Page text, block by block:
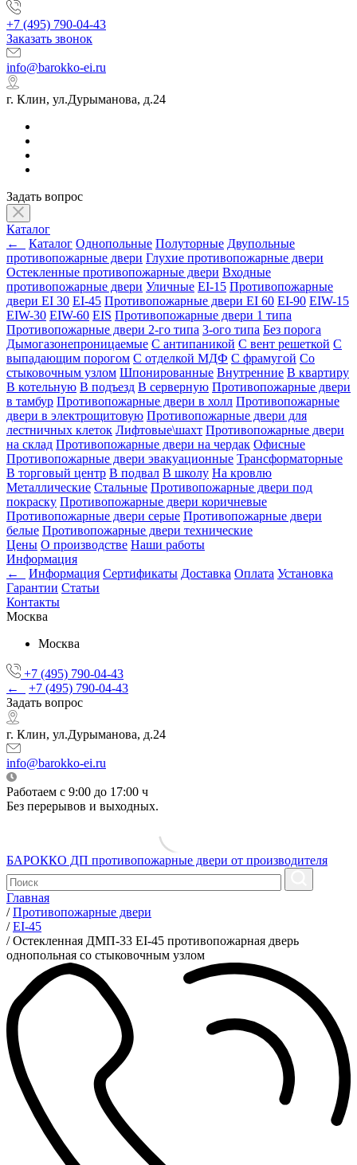
+7 (495) 790-04-43
Заказать звонок
info@barokko-ei.ru
г. Клин, ул.Дурыманова, д.24
Задать вопрос
Каталог
←
Каталог Однопольные Полуторные Двупольные
противопожарные двери Глухие противопожарные двери
Остекленные противопожарные двери Входные
противопожарные двери Уличные EI-15 Противопожарные
двери EI 30 EI-45 Противопожарные двери EI 60 EI-90 EIW-15
EIW-30 EIW-60 EIS Противопожарные двери 1 типа
Противопожарные двери 2-го типа 3-ого типа Без порога
Дымогазонепроницаемые С антипаникой С вент решеткой С
выпадающим порогом С отделкой МДФ С фрамугой Со
стыковочным узлом Шпонированные Внутренние В квартиру
В котельную В подъезд В серверную Противопожарные двери
в тамбур Противопожарные двери в холл Противопожарные
двери в электрощитовую Противопожарные двери для
лестничных клеток Лифтовые\шахт Противопожарные двери
на склад Противопожарные двери на чердак Офисные
Противопожарные двери эвакуационные Трансформаторные
В торговый центр В подвал В школу На кровлю
Металлические Стальные Противопожарные двери под
покраску Противопожарные двери коричневые
Противопожарные двери серые Противопожарные двери
белые Противопожарные двери технические
Цены О производстве Наши работы
Информация
←
Информация Сертификаты Доставка Оплата Установка
Гарантии Статьи
Контакты
Москва
Москва
+7 (495) 790-04-43
←
+7 (495) 790-04-43
Задать вопрос
г. Клин, ул.Дурыманова, д.24
info@barokko-ei.ru
Работаем с 9:00 до 17:00 ч
Без перерывов и выходных.
БАРОККО ДП противопожарные двери от производителя
Главная
/ Противопожарные двери
/ EI-45
/ Остекленная ДМП-33 EI-45 противопожарная дверь
однопольная со стыковочным узлом